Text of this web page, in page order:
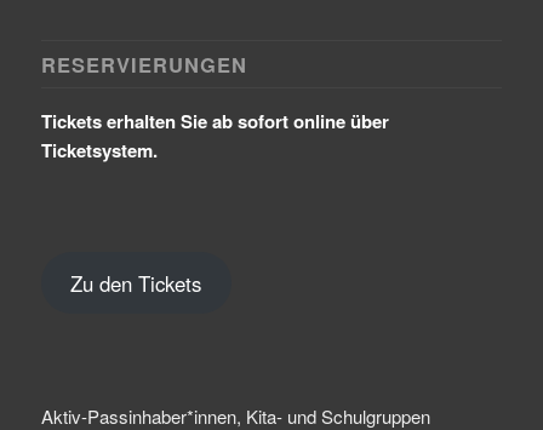
RESERVIERUNGEN
Tickets erhalten Sie ab sofort online über
Ticketsystem.
Zu den Tickets
Aktiv-Passinhaber*innen, Kita- und Schulgruppen